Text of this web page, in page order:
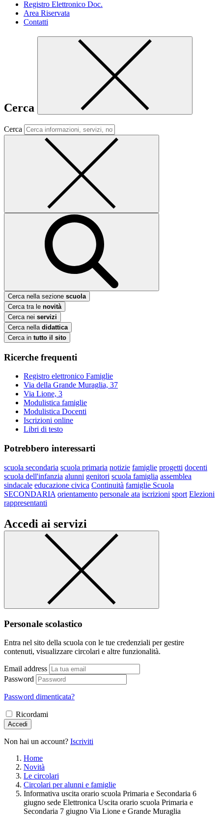
Registro Elettronico Doc.
Area Riservata
Contatti
Cerca
Cerca
Cerca nella sezione scuola
Cerca tra le novità
Cerca nei servizi
Cerca nella didattica
Cerca in tutto il sito
Ricerche frequenti
Registro elettronico Famiglie
Via della Grande Muraglia, 37
Via Lione, 3
Modulistica famiglie
Modulistica Docenti
Iscrizioni online
Libri di testo
Potrebbero interessarti
scuola secondaria scuola primaria notizie famiglie progetti docenti
scuola dell'infanzia alunni genitori scuola famiglia assemblea
sindacale educazione civica Continuità famiglie Scuola
SECONDARIA orientamento personale ata iscrizioni sport Elezioni
rappresentanti
Accedi ai servizi
Personale scolastico
Entra nel sito della scuola con le tue credenziali per gestire
contenuti, visualizzare circolari e altre funzionalità.
Email address
Password
Password dimenticata?
Ricordami
Accedi
Non hai un account? Iscriviti
Home
Novità
Le circolari
Circolari per alunni e famiglie
Informativa uscita orario scuola Primaria e Secondaria 6
giugno sede Elettronica Uscita orario scuola Primaria e
Secondaria 7 giugno Via Lione e Grande Muraglia